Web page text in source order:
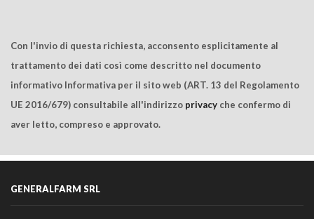
Con l'invio di questa richiesta, acconsento esplicitamente al
trattamento dei dati così come descritto nel documento
informativo Informativa per il sito web (ART. 13 del Regolamento
UE 2016/679) consultabile all'indirizzo privacy che confermo di
aver letto, compreso e approvato.
GENERALFARM SRL